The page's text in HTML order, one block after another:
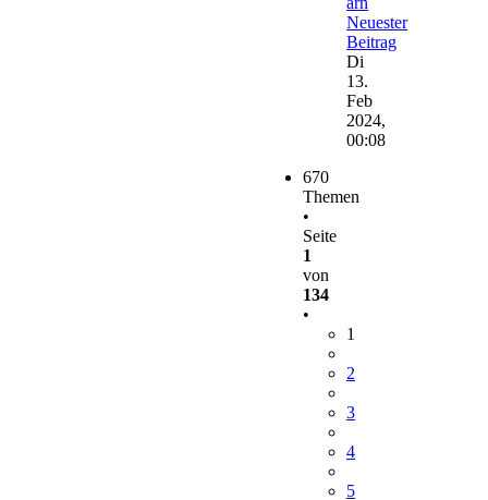
Neuester
Beitrag
Di
13.
Feb
2024,
00:08
670
Themen
•
Seite
1
von
134
•
1
2
3
4
5